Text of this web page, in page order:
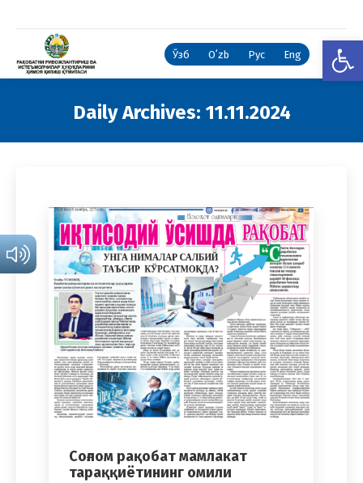
Ўзб Oʻzb Рус Eng
Daily Archives: 11.11.2024
Соғлом рақобат мамлакат
тараққиётининг омили